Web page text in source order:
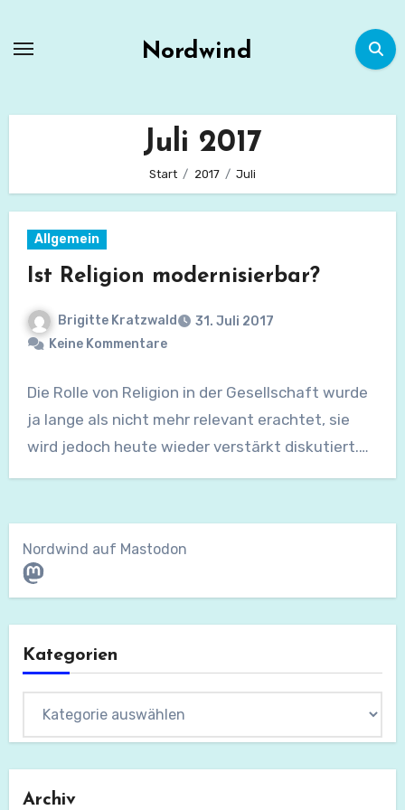
Nordwind
Juli 2017
Start 2017 Juli
Allgemein
Ist Religion modernisierbar?
Brigitte Kratzwald
31. Juli 2017
Keine Kommentare
Die Rolle von Religion in der Gesellschaft wurde
ja lange als nicht mehr relevant erachtet, sie
wird jedoch heute wieder verstärkt diskutiert.…
Nordwind auf Mastodon
Mastodon
Kategorien
Archiv